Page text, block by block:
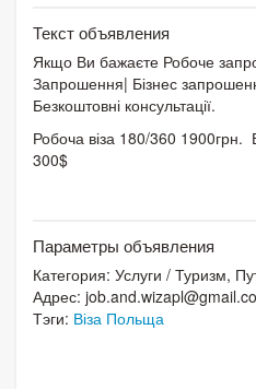
Текст объявления
Якщо Ви бажаєте Робоче
Запрошення| Бізнес
Безкоштовні консультації.
Робоча віза 180/360 1900грн.
300$
Параметры объявления
Категория: Услуги / Туризм,
Адрес:
Тэги: Віза Польща